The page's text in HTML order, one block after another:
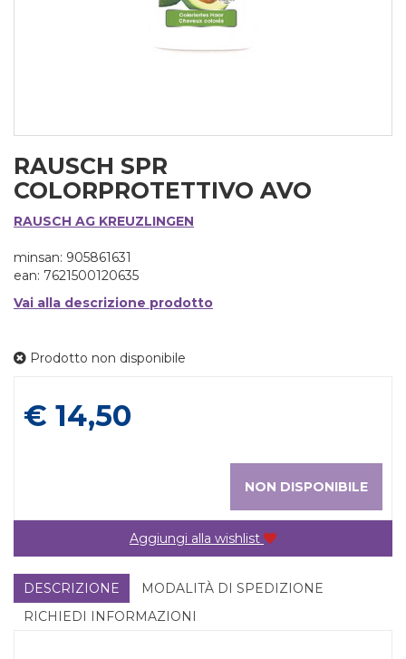
RAUSCH SPR
COLORPROTETTIVO AVO
RAUSCH AG KREUZLINGEN
minsan: 905861631
ean: 7621500120635
Vai alla descrizione prodotto
Prodotto non disponibile
Prezzo
€ 14,50
NON DISPONIBILE
Aggiungi alla wishlist
DESCRIZIONE
MODALITÀ DI SPEDIZIONE
RICHIEDI INFORMAZIONI